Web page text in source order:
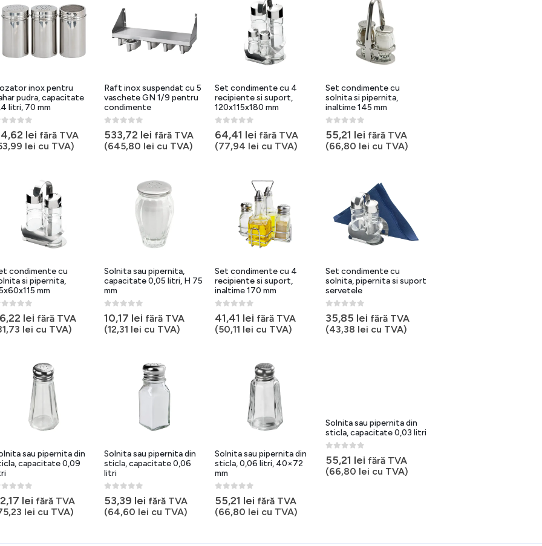
inox pentru
pudra, capacitate
litri, 70 mm
of 5lei fără TVA
lei cu TVA)
Raft inox suspendat cu 5
vaschete GN 1/9 pentru
condimente
0out of 5
533,72 lei fără TVA
(645,80 lei cu TVA)
Set condimente cu 4
recipiente si suport,
120x115x180 mm
0out of 5
64,41 lei fără TVA
(77,94 lei cu TVA)
Set condimente cu
solnita si pipernita,
inaltime 145 mm
0out of 5
55,21 lei fără TVA
(66,80 lei cu TVA)
condimente cu
si pipernita,
mm
of 5lei fără TVA
lei cu TVA)
Solnita sau pipernita,
capacitate 0,05 litri, H 75
mm
0 out of 5
10,17 lei fără TVA
(12,31 lei cu TVA)
Set condimente cu 4
recipiente si suport,
inaltime 170 mm
0out of 5
41,41 lei fără TVA
(50,11 lei cu TVA)
Set condimente cu
solnita, pipernita si suport
servetele
0out of 5
35,85 lei fără TVA
(43,38 lei cu TVA)
sau pipernita din
capacitate 0,09
of 5lei fără TVA
lei cu TVA)
Solnita sau pipernita din
sticla, capacitate 0,06
litri
0out of 5
53,39 lei fără TVA
(64,60 lei cu TVA)
Solnita sau pipernita din
sticla, 0,06 litri, 40×72
mm
0out of 5
55,21 lei fără TVA
(66,80 lei cu TVA)
Solnita sau pipernita din
sticla, capacitate 0,03 litri
0out of 5
55,21 lei fără TVA
(66,80 lei cu TVA)